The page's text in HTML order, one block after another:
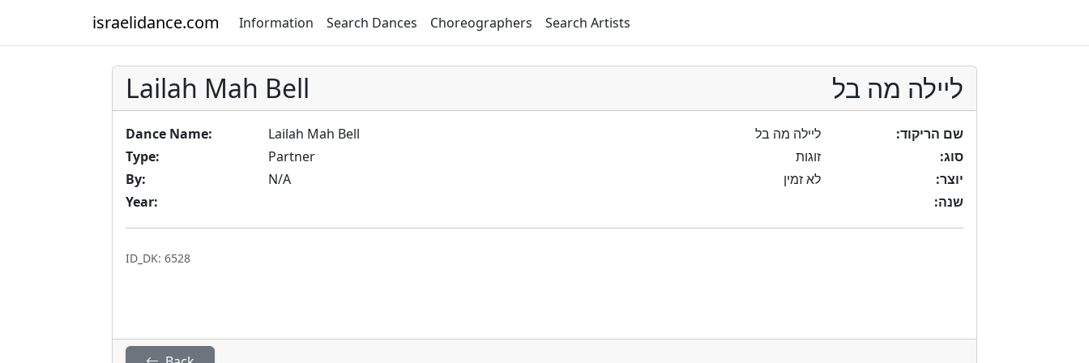
israelidance.com Information Search Dances Choreographers Search Artists
Lailah Mah Bell ליילה מה בל
Dance Name:
Lailah Mah Bell
Type:
Partner
By:
N/A
Year:
שם הריקוד:
ליילה מה בל
סוג:
זוגות
יוצר:
לא זמין
שנה:
ID_DK: 6528